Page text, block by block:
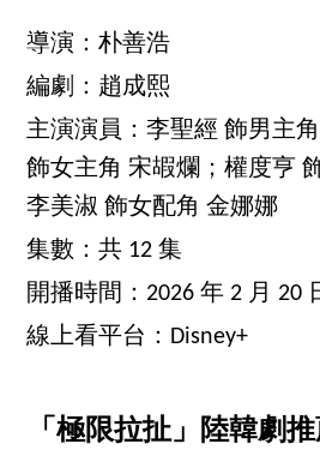
導演：朴善浩
編劇：趙成熙
主演演員：李聖經 飾男主
飾女主角 宋嘏爛；權度亨
李美淑 飾女配角 金娜娜
集數：共 12 集
開播時間：2026 年 2 月 20
線上看平台：Disney+
「極限拉扯」陸韓劇